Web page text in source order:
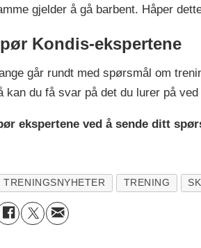
gjelder å gå barbent. Håper
Kondis-ekspertene
går rundt med spørsmål om
kan du få svar på det du lurer på
ekspertene ved å sende ditt
TRENINGSNYHETER TRENING